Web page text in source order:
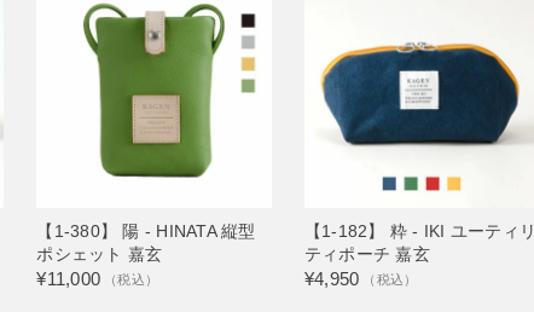
【1-380】 陽 - HINATA 縦型
ポシェット 嘉玄
¥11,000 （税込）
【1-182】 粋 - IKI ユーティリ
ティポーチ 嘉玄
¥4,950 （税込）